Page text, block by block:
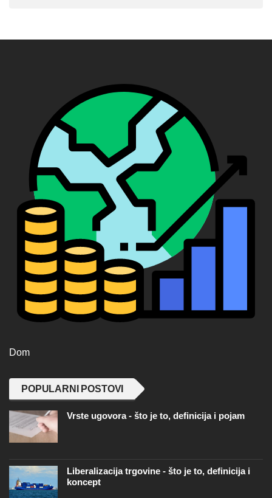
Dom
POPULARNI POSTOVI
Vrste ugovora - što je to, definicija i pojam
Liberalizacija trgovine - što je to, definicija i
koncept